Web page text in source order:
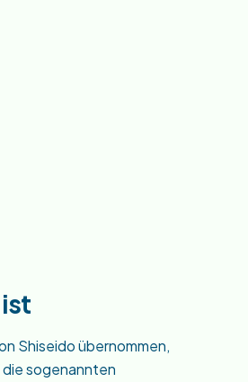
Shiseido übernommen,
sogenannten